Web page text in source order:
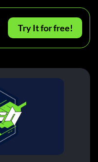
Try It for free!